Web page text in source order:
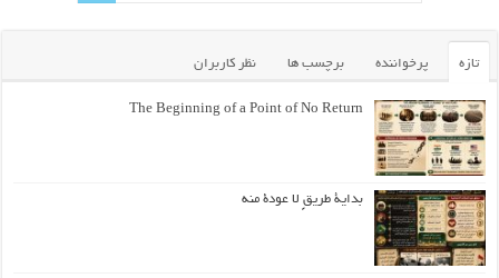
تازه پرخواننده برچسب ها نظر کاربران
The Beginning of a Point of No Return
بداية طريقٍ لا عودة منه